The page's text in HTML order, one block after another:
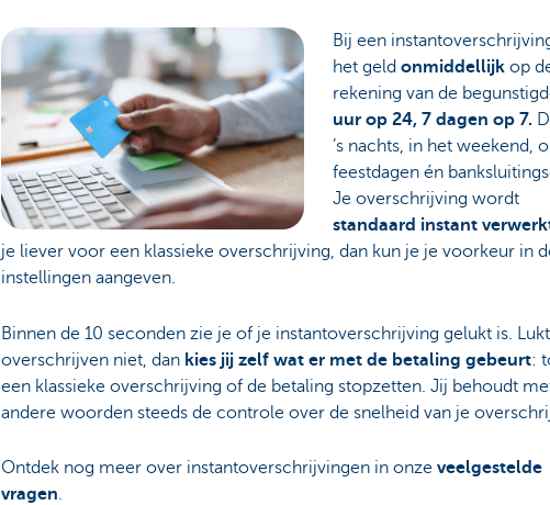
Bij een
het geldonmiddellijkop
rekening van de
uur op 24, 7 dagen op 7.
’s nachts, in het weekend,
feestdagen én
Je overschrijving wordt
standaard instant
je liever voor een klassieke overschrijving, dan kun je je voorkeur in
instellingen aangeven.
Binnen de 10 seconden zie je of je instantoverschrijving gelukt is.
overschrijven niet, dan kies jij zelf wat er met de betaling gebeurt:
een klassieke overschrijving of de betaling stopzetten. Jij behoudt
andere woorden steeds de controle over de snelheid van je
Ontdek nog meer over instantoverschrijvingen in onze veelgestelde
vragen.